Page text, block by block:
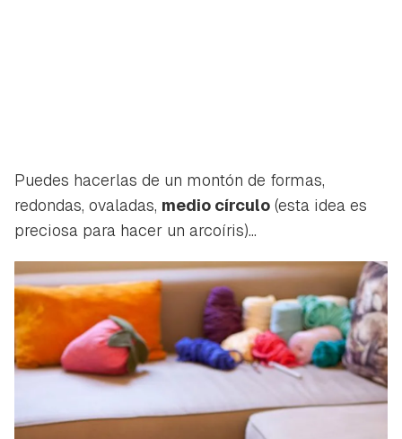
Guardar como favorito
Para poder guardar como favorito, primero has de
Puedes hacerlas de un montón de formas,
redondas, ovaladas, medio círculo (esta idea es
preciosa para hacer un arcoíris)...
Contenido enviado
Gracias por suscribirte a nuestro boletín.